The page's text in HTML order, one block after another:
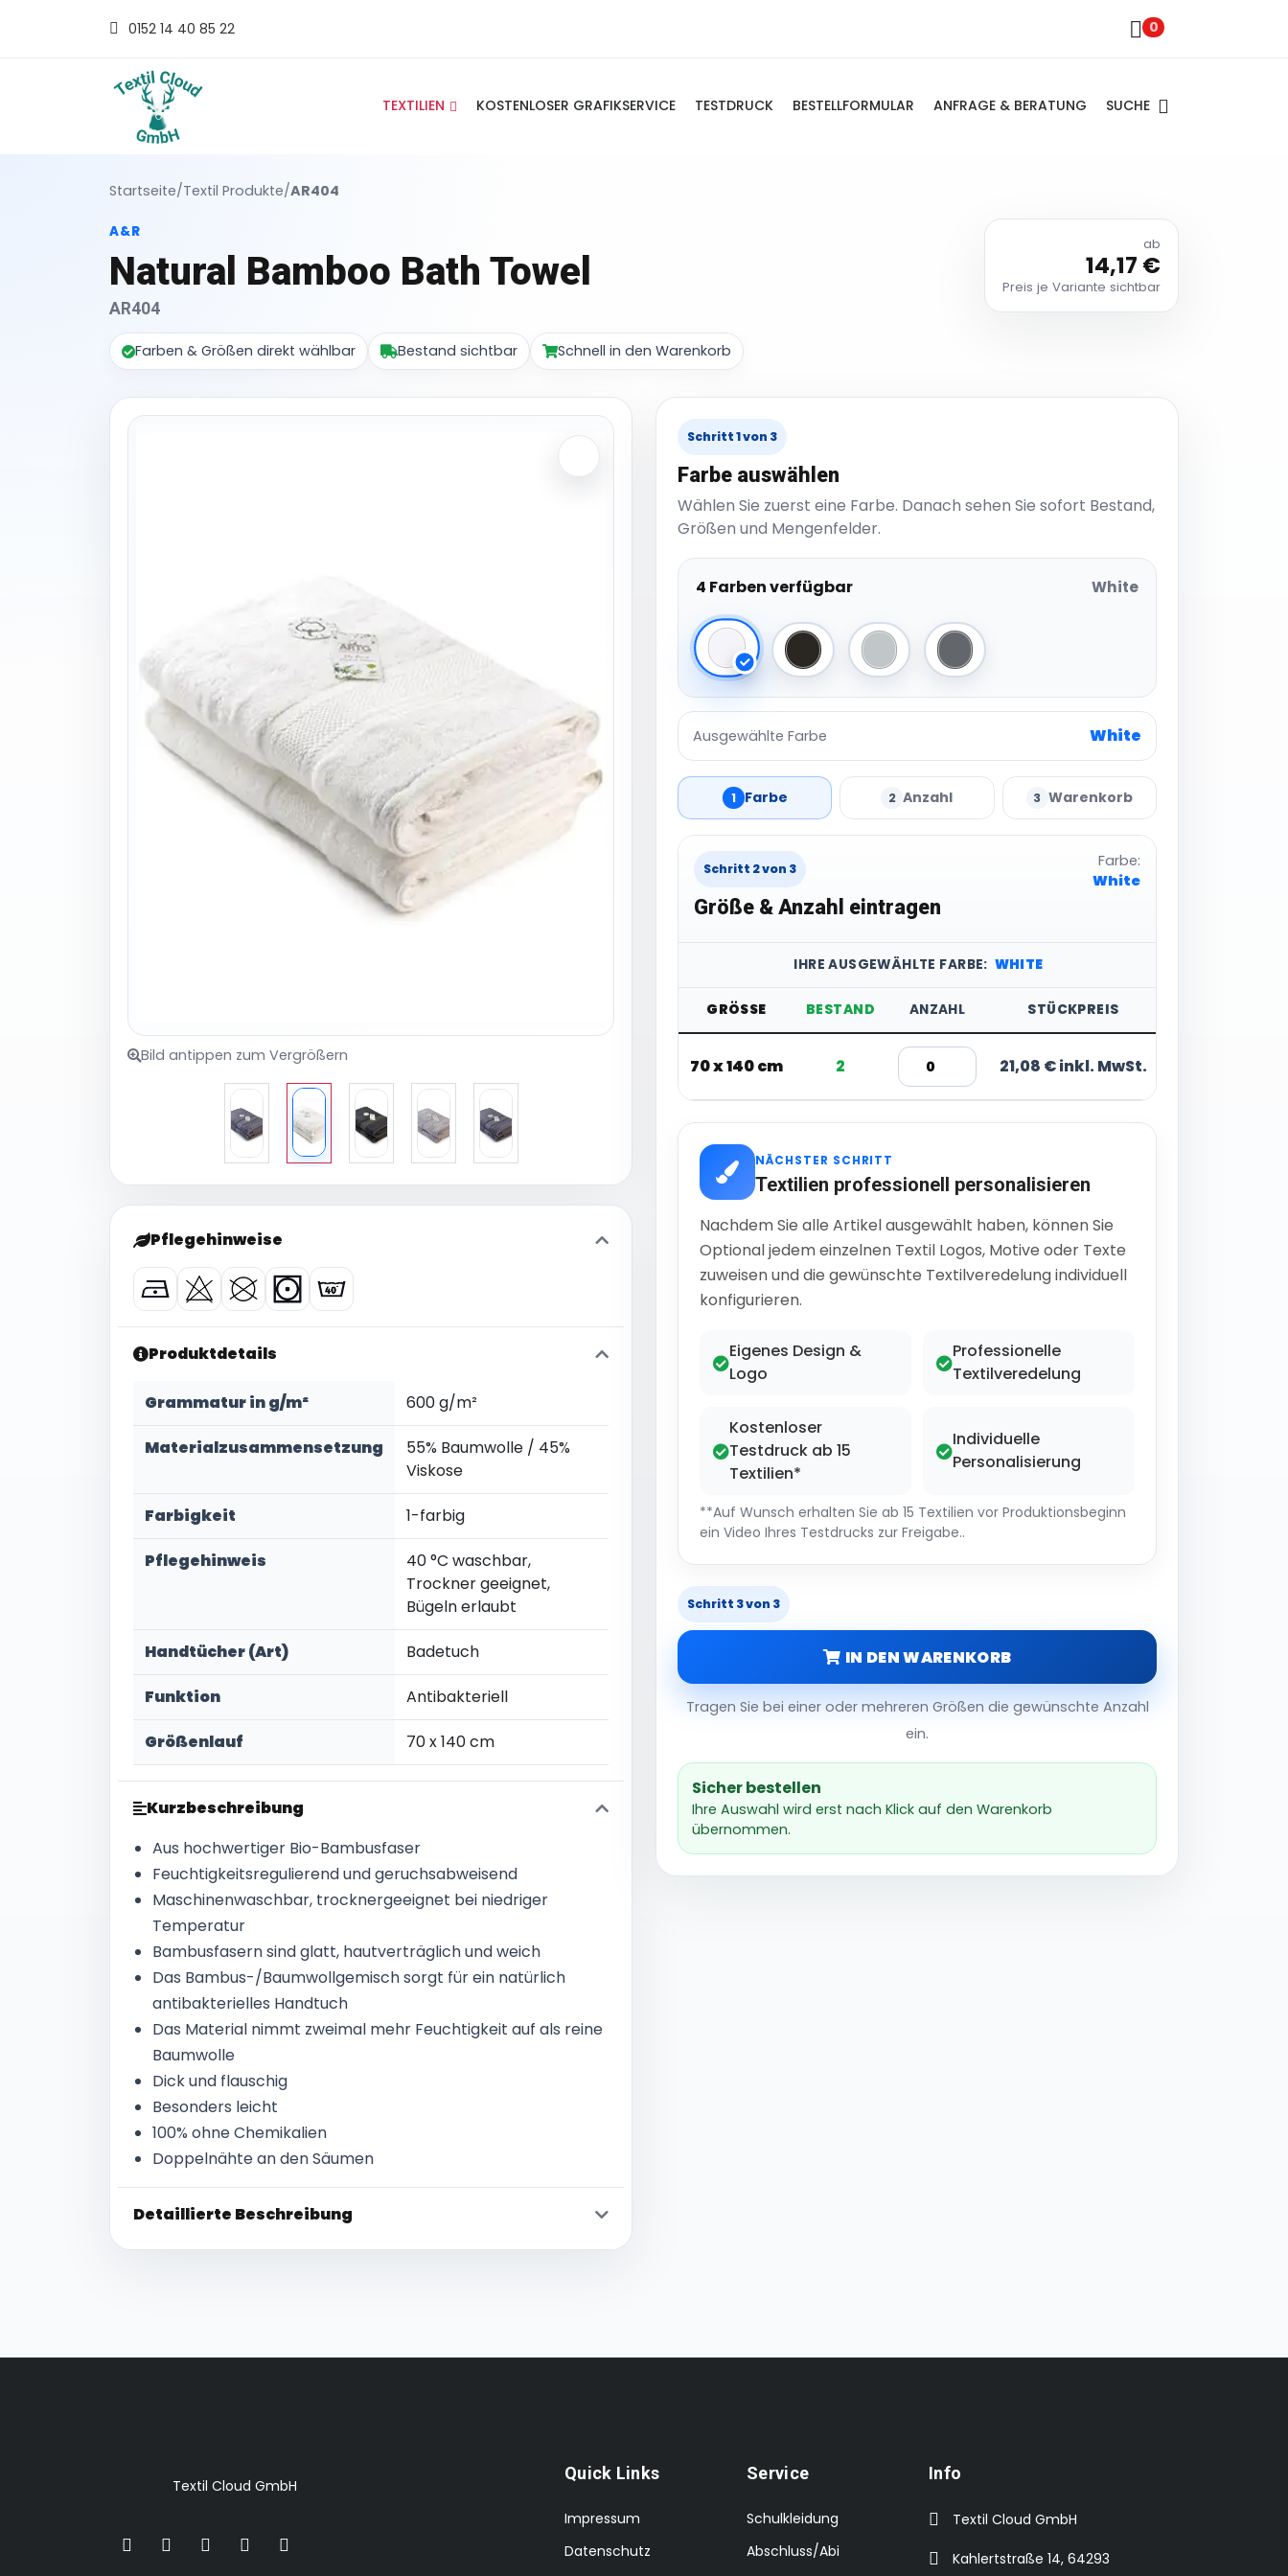
0152 14 40 85 22 0
TEXTILIEN KOSTENLOSER GRAFIKSERVICE TESTDRUCK BESTELLFORMULAR ANFRAGE & BERATUNG SUCHE
Startseite/Textil Produkte/AR404
A&R
Natural Bamboo Bath Towel
AR404
Farben & Größen direkt wählbar Bestand sichtbar Schnell in den Warenkorb
ab
14,17 €
Preis je Variante sichtbar
Bild antippen zum Vergrößern
Pflegehinweise
Produktdetails
Grammatur in g/m² 600 g/m²
Materialzusammensetzung
55% Baumwolle / 45%
Viskose
Farbigkeit 1-farbig
Pflegehinweis
40 °C waschbar,
Trockner geeignet,
Bügeln erlaubt
Handtücher (Art) Badetuch
Funktion Antibakteriell
Größenlauf 70 x 140 cm
Kurzbeschreibung
Aus hochwertiger Bio-Bambusfaser
Feuchtigkeitsregulierend und geruchsabweisend
Maschinenwaschbar, trocknergeeignet bei niedriger
Temperatur
Bambusfasern sind glatt, hautverträglich und weich
Das Bambus-/Baumwollgemisch sorgt für ein natürlich
antibakterielles Handtuch
Das Material nimmt zweimal mehr Feuchtigkeit auf als reine
Baumwolle
Dick und flauschig
Besonders leicht
100% ohne Chemikalien
Doppelnähte an den Säumen
Detaillierte Beschreibung
Schritt 1 von 3
Farbe auswählen
Wählen Sie zuerst eine Farbe. Danach sehen Sie sofort Bestand,
Größen und Mengenfelder.
4 Farben verfügbar White
White Black Light Grey Dark Grey
Ausgewählte Farbe White
1 Farbe 2 Anzahl 3 Warenkorb
Schritt 2 von 3
Größe & Anzahl eintragen
Farbe:
White
IHRE AUSGEWÄHLTE FARBE: WHITE
GRÖSSE BESTAND ANZAHL STÜCKPREIS
70 x 140 cm 2 21,08 € inkl. MwSt.
NÄCHSTER SCHRITT
Textilien professionell personalisieren
Nachdem Sie alle Artikel ausgewählt haben, können Sie
Optional jedem einzelnen Textil Logos, Motive oder Texte
zuweisen und die gewünschte Textilveredelung individuell
konfigurieren.
Eigenes Design &
Logo
Professionelle
Textilveredelung
Kostenloser
Testdruck ab 15
Textilien*
Individuelle
Personalisierung
**Auf Wunsch erhalten Sie ab 15 Textilien vor Produktionsbeginn
ein Video Ihres Testdrucks zur Freigabe..
Schritt 3 von 3
IN DEN WARENKORB
Tragen Sie bei einer oder mehreren Größen die gewünschte Anzahl
ein.
Sicher bestellen
Ihre Auswahl wird erst nach Klick auf den Warenkorb
übernommen.
Textil Cloud GmbH
Quick Links
Impressum
Datenschutz
Service
Schulkleidung
Abschluss/Abi
Info
Textil Cloud GmbH
Kahlertstraße 14, 64293